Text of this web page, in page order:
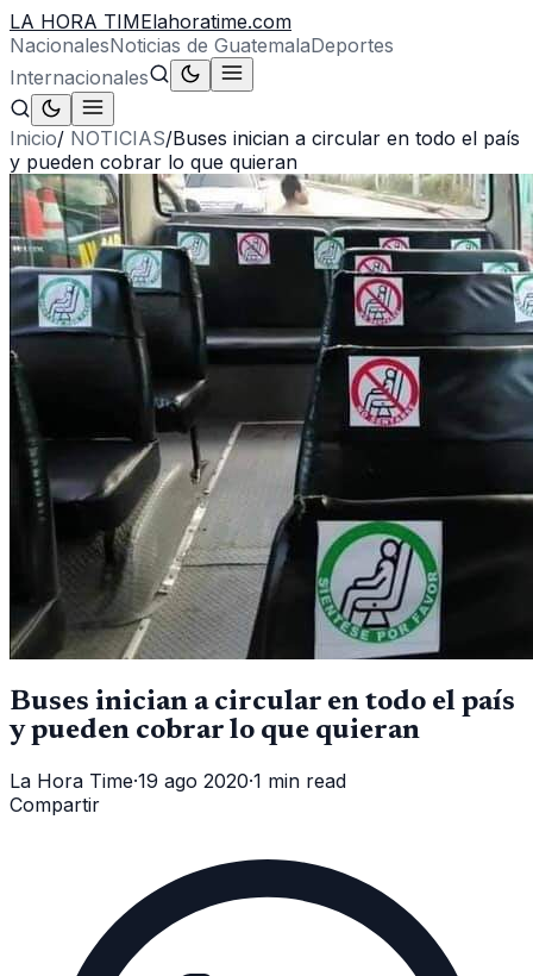
LA HORA TIMElahoratime.com
NacionalesNoticias de GuatemalaDeportes
Internacionales
Inicio/ NOTICIAS/Buses inician a circular en todo el país
y pueden cobrar lo que quieran
Buses inician a circular en todo el país
y pueden cobrar lo que quieran
La Hora Time·19 ago 2020·1 min read
Compartir